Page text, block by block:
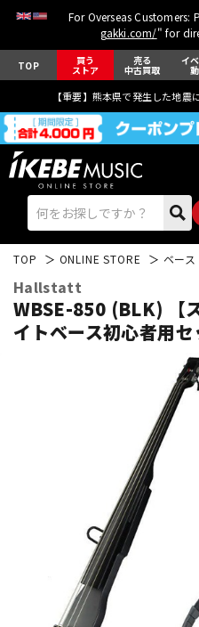
For Overseas Customers:
gakki.com/" for
TOP 買う
ストア
売る
中古買取
イ
【重要】熊本県で発生した地
キーボード
管楽器
TOP ONLINE STORE ベース
Hallstatt
WBSE-850 (BLK) 【
イトベース初心者用セ